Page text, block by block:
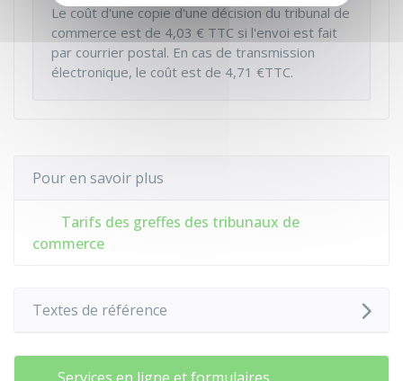
Le coût d'une copie d'une décision du tribunal de
commerce est de 4,03 € TTC si l'envoi est fait
par courrier postal. En cas de transmission
électronique, le coût est de 4,71 €TTC.
Pour en savoir plus
Tarifs des greffes des tribunaux de
commerce
Textes de référence